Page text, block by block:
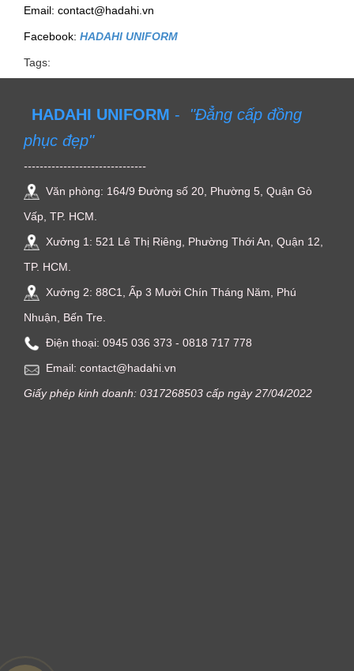
Email: contact@hadahi.vn
Facebook: HADAHI UNIFORM
Tags:
HADAHI UNIFORM - "Đẳng cấp đồng
phục đẹp"
-------------------------------
Văn phòng: 164/9 Đường số 20, Phường 5, Quận Gò
Vấp, TP. HCM.
Xưởng 1: 521 Lê Thị Riêng, Phường Thới An, Quận 12,
TP. HCM.
Xưởng 2: 88C1, Ấp 3 Mười Chín Tháng Năm, Phú
Nhuận, Bến Tre.
Điện thoại: ‭0945 036 373‬ - 0818 717 778
Email: contact@hadahi.vn
Giấy phép kinh doanh: 0317268503 cấp ngày 27/04/2022